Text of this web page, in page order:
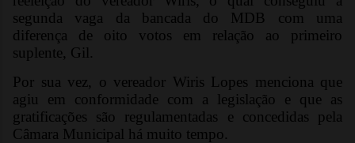
segunda vaga da bancada do MDB com uma
diferença de oito votos em relação ao primeiro
suplente, Gil.
Por sua vez, o vereador Wiris Lopes menciona que
agiu em conformidade com a legislação e que as
gratificações são regulamentadas e concedidas pela
Câmara Municipal há muito tempo.